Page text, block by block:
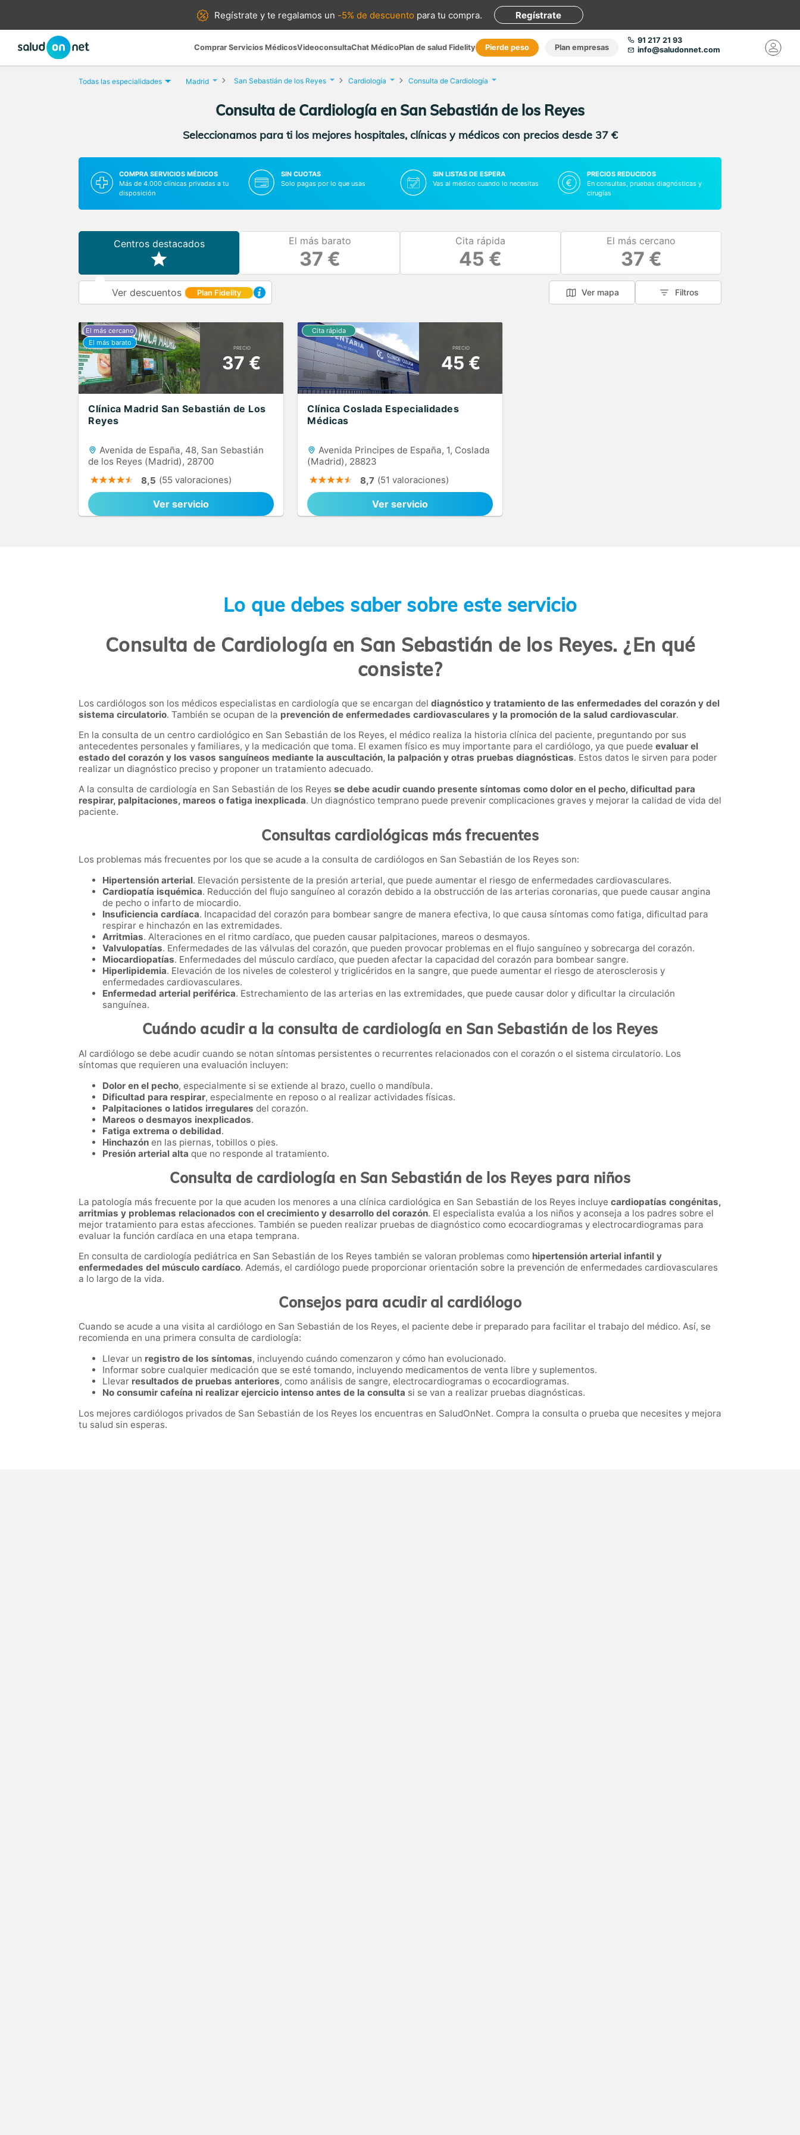
Regístrate yte regalamos un -5% de descuento para tu compra. Regístrate
Comprar Servicios MédicosVideoconsultaChat MédicoPlan de salud Fidelity Pierde peso Plan empresas
91 217 21 93
info@saludonnet.com
Todas las especialidades Madrid San Sebastián de los Reyes Cardiología Consulta de Cardiología
Consulta de Cardiología en San Sebastián de los Reyes
Seleccionamos para ti los mejores hospitales, clínicas y médicos con precios desde 37 €
COMPRA SERVICIOS MÉDICOS
Más de 4.000 clínicas privadas a tu
disposición
SIN CUOTAS
Solo pagas por lo que usas
SIN LISTAS DE ESPERA
Vas al médico cuando lo necesitas
PRECIOS REDUCIDOS
En consultas, pruebas diagnósticas y
cirugías
Centros destacados El más barato
37 €
Cita rápida
45 €
El más cercano
37 €
Ver descuentos Plan Fidelity Ver mapa Filtros
PRECIO
37 €
Clínica Madrid San Sebastián de Los
Reyes
Avenida de España, 48, San Sebastián
de los Reyes (Madrid), 28700
8,5 (55 valoraciones)
Ver servicio
PRECIO
45 €
Clínica Coslada Especialidades
Médicas
Avenida Principes de España, 1, Coslada
(Madrid), 28823
8,7 (51 valoraciones)
Ver servicio
Lo que debes saber sobre este servicio
Consulta de Cardiología en San Sebastián de los Reyes. ¿En qué
consiste?
Los cardiólogos son los médicos especialistas en cardiología que se encargan del diagnóstico y tratamiento de las enfermedades del corazón y del
sistema circulatorio. También se ocupan de la prevención de enfermedades cardiovasculares y la promoción de la salud cardiovascular.
En la consulta de un centro cardiológico en San Sebastián de los Reyes, el médico realiza la historia clínica del paciente, preguntando por sus
antecedentes personales y familiares, y la medicación que toma. El examen físico es muy importante para el cardiólogo, ya que puede evaluar el
estado del corazón y los vasos sanguíneos mediante la auscultación, la palpación y otras pruebas diagnósticas. Estos datos le sirven para poder
realizar un diagnóstico preciso y proponer un tratamiento adecuado.
A la consulta de cardiología en San Sebastián de los Reyes se debe acudir cuando presente síntomas como dolor en el pecho, dificultad para
respirar, palpitaciones, mareos o fatiga inexplicada. Un diagnóstico temprano puede prevenir complicaciones graves y mejorar la calidad de vida del
paciente.
Consultas cardiológicas más frecuentes
Los problemas más frecuentes por los que se acude a la consulta de cardiólogos en San Sebastián de los Reyes son:
Hipertensión arterial. Elevación persistente de la presión arterial, que puede aumentar el riesgo de enfermedades cardiovasculares.
Cardiopatía isquémica. Reducción del flujo sanguíneo al corazón debido a la obstrucción de las arterias coronarias, que puede causar angina
de pecho o infarto de miocardio.
Insuficiencia cardíaca. Incapacidad del corazón para bombear sangre de manera efectiva, lo que causa síntomas como fatiga, dificultad para
respirar e hinchazón en las extremidades.
Arritmias. Alteraciones en el ritmo cardíaco, que pueden causar palpitaciones, mareos o desmayos.
Valvulopatías. Enfermedades de las válvulas del corazón, que pueden provocar problemas en el flujo sanguíneo y sobrecarga del corazón.
Miocardiopatías. Enfermedades del músculo cardíaco, que pueden afectar la capacidad del corazón para bombear sangre.
Hiperlipidemia. Elevación de los niveles de colesterol y triglicéridos en la sangre, que puede aumentar el riesgo de aterosclerosis y
enfermedades cardiovasculares.
Enfermedad arterial periférica. Estrechamiento de las arterias en las extremidades, que puede causar dolor y dificultar la circulación
sanguínea.
Cuándo acudir a la consulta de cardiología en San Sebastián de los Reyes
Al cardiólogo se debe acudir cuando se notan síntomas persistentes o recurrentes relacionados con el corazón o el sistema circulatorio. Los
síntomas que requieren una evaluación incluyen:
Dolor en el pecho, especialmente si se extiende al brazo, cuello o mandíbula.
Dificultad para respirar, especialmente en reposo o al realizar actividades físicas.
Palpitaciones o latidos irregulares del corazón.
Mareos o desmayos inexplicados.
Fatiga extrema o debilidad.
Hinchazón en las piernas, tobillos o pies.
Presión arterial alta que no responde al tratamiento.
Consulta de cardiología en San Sebastián de los Reyes para niños
La patología más frecuente por la que acuden los menores a una clínica cardiológica en San Sebastián de los Reyes incluye cardiopatías congénitas,
arritmias y problemas relacionados con el crecimiento y desarrollo del corazón. El especialista evalúa a los niños y aconseja a los padres sobre el
mejor tratamiento para estas afecciones. También se pueden realizar pruebas de diagnóstico como ecocardiogramas y electrocardiogramas para
evaluar la función cardíaca en una etapa temprana.
En consulta de cardiología pediátrica en San Sebastián de los Reyes también se valoran problemas como hipertensión arterial infantil y
enfermedades del músculo cardíaco. Además, el cardiólogo puede proporcionar orientación sobre la prevención de enfermedades cardiovasculares
a lo largo de la vida.
Consejos para acudir al cardiólogo
Cuando se acude a una visita al cardiólogo en San Sebastián de los Reyes, el paciente debe ir preparado para facilitar el trabajo del médico. Así, se
recomienda en una primera consulta de cardiología:
Llevar un registro de los síntomas, incluyendo cuándo comenzaron y cómo han evolucionado.
Informar sobre cualquier medicación que se esté tomando, incluyendo medicamentos de venta libre y suplementos.
Llevar resultados de pruebas anteriores, como análisis de sangre, electrocardiogramas o ecocardiogramas.
No consumir cafeína ni realizar ejercicio intenso antes de la consulta si se van a realizar pruebas diagnósticas.
Los mejores cardiólogos privados de San Sebastián de los Reyes los encuentras en SaludOnNet. Compra la consulta o prueba que necesites y mejora
tu salud sin esperas.